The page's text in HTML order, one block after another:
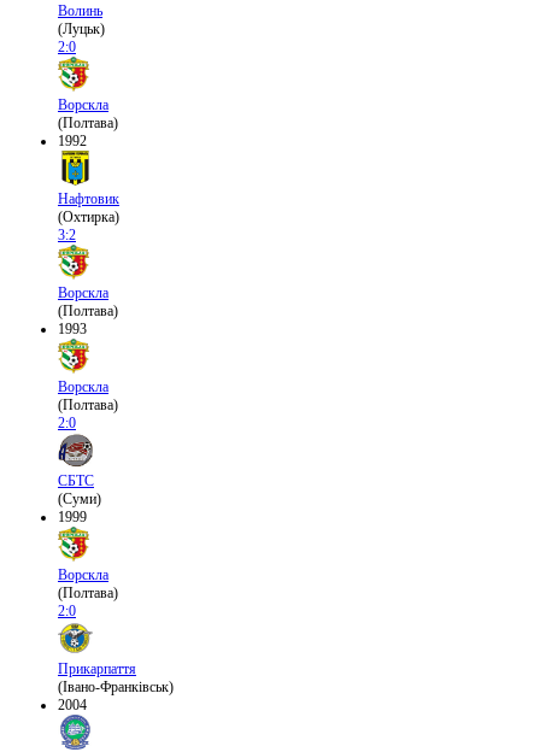
Волинь
(Луцьк)
2:0
Ворскла
(Полтава)
1992
Нафтовик
(Охтирка)
3:2
Ворскла
(Полтава)
1993
Ворскла
(Полтава)
2:0
СБТС
(Суми)
1999
Ворскла
(Полтава)
2:0
Прикарпаття
(Івано-Франківськ)
2004